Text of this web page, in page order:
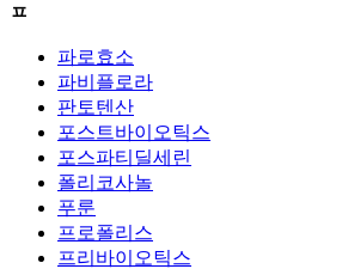
ㅍ
파로효소
파비플로라
판토텐산
포스트바이오틱스
포스파티딜세린
폴리코사놀
푸룬
프로폴리스
프리바이오틱스